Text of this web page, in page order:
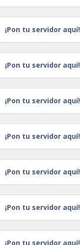
¡Pon tu servidor aquí!
¡Pon tu servidor aquí!
¡Pon tu servidor aquí!
¡Pon tu servidor aquí!
¡Pon tu servidor aquí!
¡Pon tu servidor aquí!
¡Pon tu servidor aquí!